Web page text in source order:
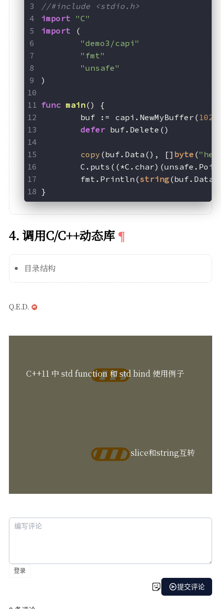
//#include <stdio.h>
import "C"
import (
"demo3/capi"
"fmt"
"unsafe"
)
func main()
{
	buf := capi.NewMyBuffer(
1024
defer buf.Delete()
copy (buf.Data(), [] byte (
	fmt.Println(
string
}
4. 调用C/C++动态库
目录结构
Q.E.D.
C++11 中 std function 和 std bind 使用例子
slice和string互转